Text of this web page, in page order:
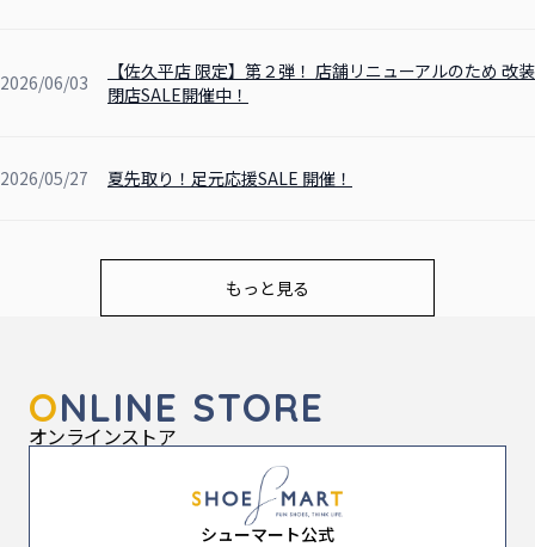
【佐久平店 限定】第２弾！ 店舗リニューアルのため 改装
閉店SALE開催中！
2026/06/03
夏先取り！足元応援SALE 開催！
2026/05/27
もっと見る
ONLINE STORE
オンラインストア
シューマート公式